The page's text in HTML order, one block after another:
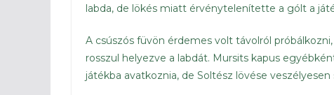
labda, de lökés miatt érvénytelenítette a gólt a
A csúszós füvön érdemes volt távolról
rosszul helyezve a labdát. Mursits kapus
játékba avatkoznia, de Soltész lövése